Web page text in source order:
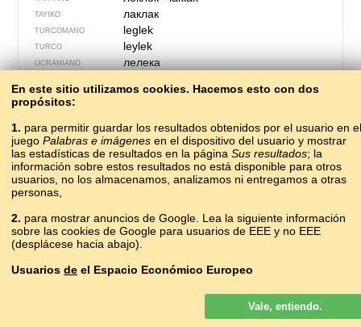
TAYIKO лаклак
TURCOMANO leglek
TURCO leylek
UCRANIANO лелека
UZBEKO laylak
VIETNAMITA cò
VILAMOVICIANO śtüch
YAKUTO эһирдиҥилэр кэргэннэрэ
YIDIS ?
En este sitio utilizamos cookies. Hacemos esto con dos
propósitos:
1. para permitir guardar los resultados obtenidos por el usuario en el
juego Palabras e imágenes en el dispositivo del usuario y mostrar
las estadísticas de resultados en la página Sus resultados; la
información sobre estos resultados no está disponible para otros
usuarios, no los almacenamos, analizamos ni entregamos a otras
personas,
2. para mostrar anuncios de Google. Lea la siguiente información
sobre las cookies de Google para usuarios de EEE y no EEE
(desplácese hacia abajo).
Usuarios de el Espacio Económico Europeo
Los anuncios de Google que se muestran en nuestro sitio para los
son personalizados. Si bien estos anuncios no
usan cookies para la personalización de los anuncios, sí lo hacen
Vale, entiendo.